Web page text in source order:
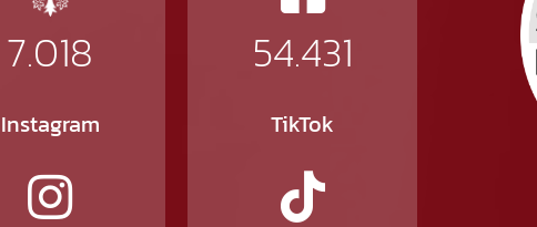
7.018 54.431
Instagram TikTok